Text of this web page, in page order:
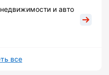
и авто
все